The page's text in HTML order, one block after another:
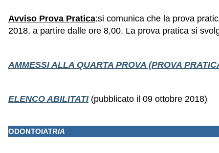
Avviso Prova Pratica:si comunica che la prova
2018, a partire dalle ore 8,00. La prova pratica si
AMMESSI ALLA QUARTA PROVA (PROVA
ELENCO ABILITATI(pubblicato il 09 ottobre 2018)
ODONTOIATRIA